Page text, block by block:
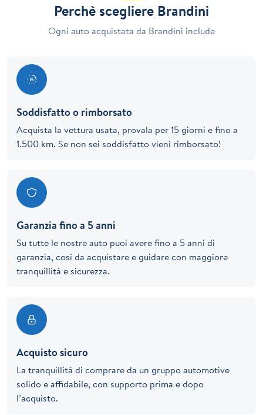
Perchè scegliere Brandini
Ogni auto acquistata da Brandini include
Soddisfatto o rimborsato
Acquista la vettura usata, provala per 15 giorni e fino a
1.500 km. Se non sei soddisfatto vieni rimborsato!
Garanzia fino a 5 anni
Su tutte le nostre auto puoi avere fino a 5 anni di
garanzia, così da acquistare e guidare con maggiore
tranquillità e sicurezza.
Acquisto sicuro
La tranquillità di comprare da un gruppo automotive
solido e affidabile, con supporto prima e dopo
l’acquisto.